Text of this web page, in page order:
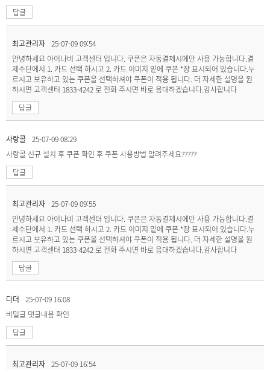
답글
최고관리자 25-07-09 09:54
안녕하세요 아이나비 고객센터 입니다. 쿠폰은 자동결제시에만 사용 가능합니다.결
제수단에서 1. 카드 선택 하시고 2. 카드 이미지 밑에 쿠폰 *장 표시되어 있습니다.누
르시고 보유하고 있는 쿠폰을 선택하셔야 쿠폰이 적용 됩니다. 더 자세한 설명을 원
하시면 고객센터 1833-4242 로 전화 주시면 바로 응대하겠습니다.감사합니다
답글
사랑콜 25-07-09 08:29
사랑콜 신규 설치 후 쿠폰 확인 후 쿠폰 사용방법 알려주세요?????
답글
최고관리자 25-07-09 09:55
안녕하세요 아이나비 고객센터 입니다. 쿠폰은 자동결제시에만 사용 가능합니다.결
제수단에서 1. 카드 선택 하시고 2. 카드 이미지 밑에 쿠폰 *장 표시되어 있습니다.누
르시고 보유하고 있는 쿠폰을 선택하셔야 쿠폰이 적용 됩니다. 더 자세한 설명을 원
하시면 고객센터 1833-4242 로 전화 주시면 바로 응대하겠습니다.감사합니다
답글
다더
25-07-09 16:08
비밀글 댓글내용 확인
답글
최고관리자 25-07-09 16:54